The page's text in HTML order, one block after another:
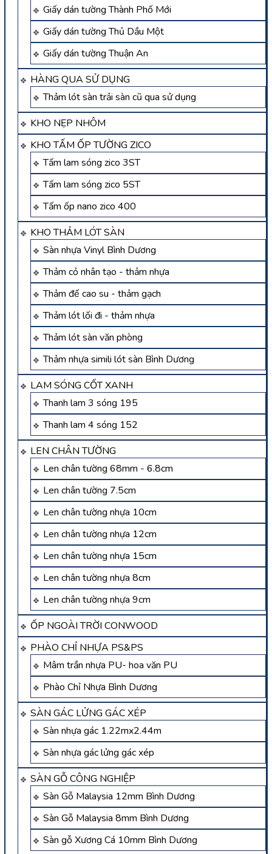
Giấy dán tường Thành Phố Mới
Giấy dán tường Thủ Dầu Một
Giấy dán tường Thuận An
HÀNG QUA SỬ DỤNG
Thảm lót sàn trải sàn cũ qua sử dụng
KHO NẸP NHÔM
KHO TẤM ỐP TƯỜNG ZICO
Tấm lam sóng zico 3ST
Tấm lam sóng zico 5ST
Tấm ốp nano zico 400
KHO THẢM LÓT SÀN
Sàn nhựa Vinyl Bình Dương
Thảm cỏ nhân tạo - thảm nhựa
Thảm đế cao su - thảm gạch
Thảm lót lối đi - thảm nhựa
Thảm lót sàn văn phòng
Thảm nhựa simili lót sàn Bình Dương
LAM SÓNG CỐT XANH
Thanh lam 3 sóng 195
Thanh lam 4 sóng 152
LEN CHÂN TƯỜNG
Len chân tường 68mm - 6.8cm
Len chân tường 7.5cm
Len chân tường nhựa 10cm
Len chân tường nhựa 12cm
Len chân tường nhựa 15cm
Len chân tường nhựa 8cm
Len chân tường nhựa 9cm
ỐP NGOÀI TRỜI CONWOOD
PHÀO CHỈ NHỰA PS&PS
Mâm trần nhựa PU- hoa văn PU
Phào Chỉ Nhựa Bình Dương
SÀN GÁC LỬNG GÁC XÉP
Sàn nhựa gác 1.22mx2.44m
Sàn nhựa gác lửng gác xép
SÀN GỖ CÔNG NGHIỆP
Sàn Gỗ Malaysia 12mm Bình Dương
Sàn Gỗ Malaysia 8mm Bình Dương
Sàn gỗ Xương Cá 10mm Bình Dương